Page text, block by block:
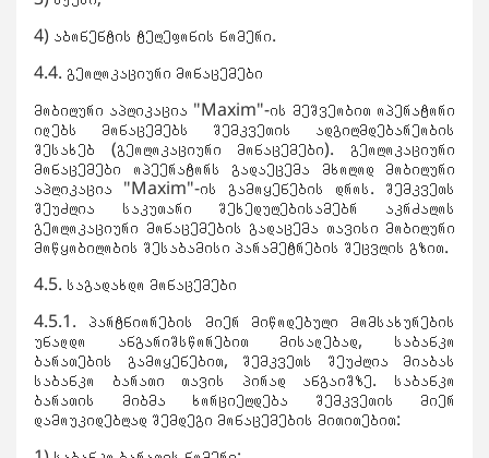
4) აბონენტის ტელეფონის ნომერი.
4.4. გეოლოკაციური მონაცემები
მობილური აპლიკაცია "Maxim"-ის მეშვეობით ოპერატორი
იღებს მონაცემებს შემკვეთის ადგილმდებარეობის
შესახებ (გეოლოკაციური მონაცემები). გეოლოკაციური
მონაცემები ოპეერატორს გადაეცემა მხოლოდ მობილური
აპლიკაცია "Maxim"-ის გამოყენების დროს. შემკვეთს
შეუძლია საკუთარი შეხედულებისამებრ აკრძალოს
გეოლოკაციური მონაცემების გადაცემა თავისი მობილური
მოწყობილობის შესაბამისი პარამეტრების შეცვლის გზით.
4.5. საგადახდო მონაცემები
4.5.1. პარტნიორების მიერ მიწოდებული მომსახურების
უნაღდო ანგარიშსწორებით მისაღებად, საბანკო
ბარათების გამოყენებით, შემკვეთს შეუძლია მიაბას
საბანკო ბარათი თავის პირად ანგაიშზე. საბანკო
ბარათის მიბმა ხორციელდება შემკვეთის მიერ
დამოუკიდებლად შემდეგი მონაცემების მითითებით: